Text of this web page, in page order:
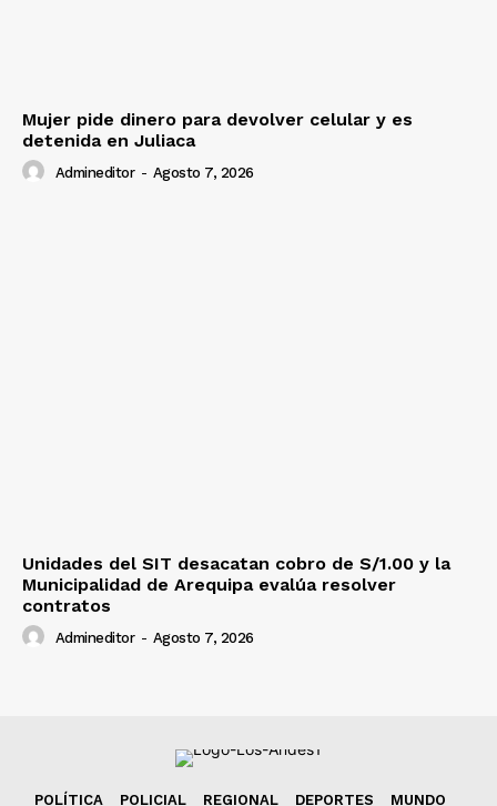
Mujer pide dinero para devolver celular y es
detenida en Juliaca
Admineditor - Agosto 7, 2026
Unidades del SIT desacatan cobro de S/1.00 y la
Municipalidad de Arequipa evalúa resolver
contratos
Admineditor - Agosto 7, 2026
POLÍTICA POLICIAL REGIONAL DEPORTES
MUNDO